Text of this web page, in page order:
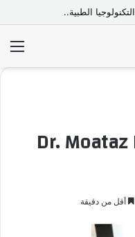
الطبية..
Dr.
أقل من دقيقة